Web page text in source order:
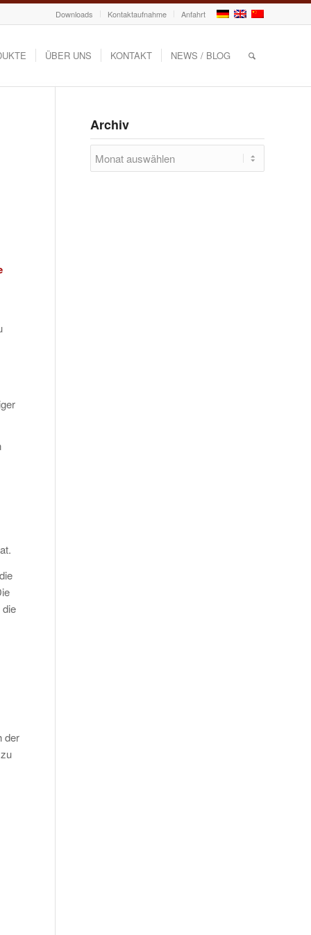
Downloads Kontaktaufnahme Anfahrt
ÜBER UNS KONTAKT NEWS / BLOG
der
Archiv